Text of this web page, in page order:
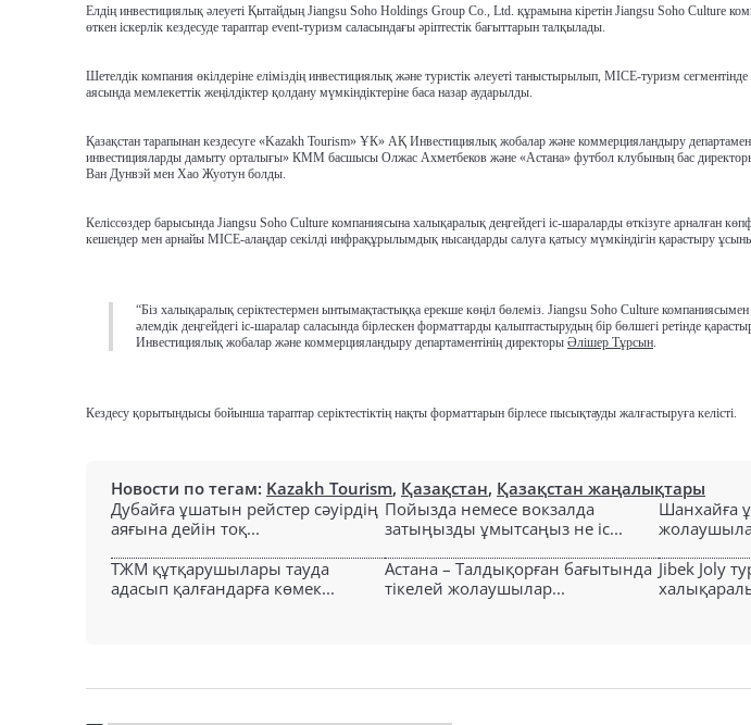
Елдің инвестициялық әлеуеті Қытайдың Jiangsu Soho Holdings Group Co., Ltd. құрамына кіретін Jiangsu Soho Culture
өткен іскерлік кездесуде тараптар event-туризм саласындағы әріптестік бағыттарын талқылады.
Шетелдік компания өкілдеріне еліміздің инвестициялық және туристік әлеуеті таныстырылып, MICE-туризм
аясында мемлекеттік жеңілдіктер қолдану мүмкіндіктеріне баса назар аударылды.
Қазақстан тарапынан кездесуге «Kazakh Tourism» ҰК» АҚ Инвестициялық жобалар және коммерцияландыру
инвестицияларды дамыту орталығы» КММ басшысы Олжас Ахметбеков және «Астана» футбол клубының бас
Ван Дунвэй мен Хао Жуотун болды.
Келіссөздер барысында Jiangsu Soho Culture компаниясына халықаралық деңгейдегі іс-шараларды өткізуге арналған
кешендер мен арнайы MICE-алаңдар секілді инфрақұрылымдық нысандарды салуға қатысу мүмкіндігін қарастыру
“Біз халықаралық серіктестермен ынтымақтастыққа ерекше көңіл бөлеміз. Jiangsu Soho Culture
әлемдік деңгейдегі іс-шаралар саласында бірлескен форматтарды қалыптастырудың бір бөлшегі ретінде
Инвестициялық жобалар және коммерцияландыру департаментінің директоры Әлішер Тұрсын.
Кездесу қорытындысы бойынша тараптар серіктестіктің нақты форматтарын бірлесе пысықтауды жалғастыруға келісті.
Новости по тегам: Kazakh Tourism, Қазақстан, Қазақстан жаңалықтары
Дубайға ұшатын рейстер сәуірдің
аяғына дейін тоқ...
Пойызда немесе вокзалда
затыңызды ұмытсаңыз не іс...
Шанхайға
ТЖМ құтқарушылары тауда
адасып қалғандарға көмек...
Астана – Талдықорған бағытында
тікелей жолаушылар...
Jibek Joly